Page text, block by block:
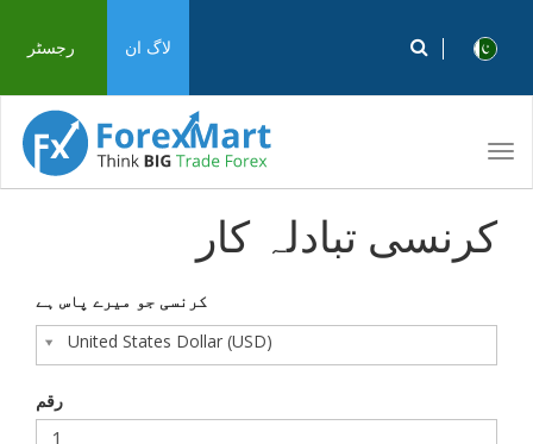
رجسٹر لاگ ان
Toggle
کرنسی تبادلہ کار
کرنسی جو میرے پاس ہے
United States Dollar (USD)
رقم